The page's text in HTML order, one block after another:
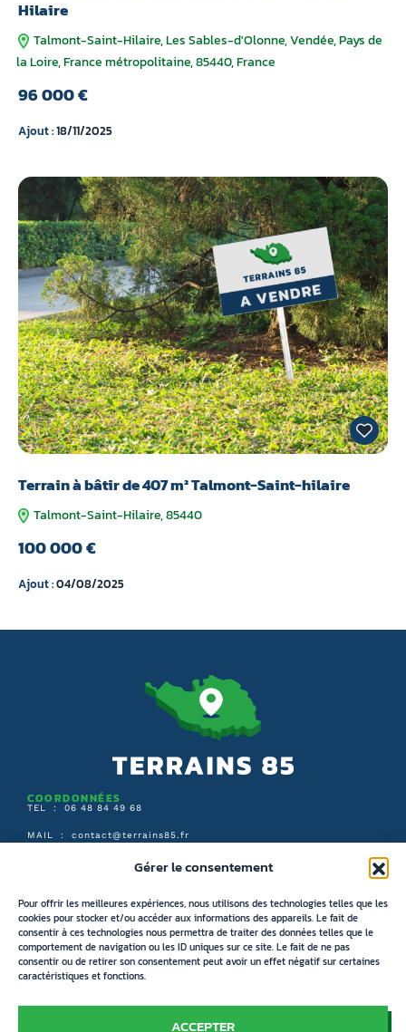
Gérer le consentement
Pour offrir les meilleures expériences, nous utilisons des technologies telles que les
cookies pour stocker et/ou accéder aux informations des appareils. Le fait de
consentir à ces technologies nous permettra de traiter des données telles que le
comportement de navigation ou les ID uniques sur ce site. Le fait de ne pas
consentir ou de retirer son consentement peut avoir un effet négatif sur certaines
caractéristiques et fonctions.
ACCEPTER
Hilaire
Talmont-Saint-Hilaire, Les Sables-d'Olonne, Vendée, Pays de
la Loire, France métropolitaine, 85440, France
96 000 €
Ajout :18/11/2025
Terrain à bâtir de 407 m² Talmont-Saint-hilaire
Talmont-Saint-Hilaire, 85440
100 000 €
Ajout :04/08/2025
COORDONNÉES
TEL : 06 48 84 49 68
MAIL : contact@terrains85.fr
ARBORESCENCE DU SITE
ACCUEIL
RECHERCHER UN TERRAIN